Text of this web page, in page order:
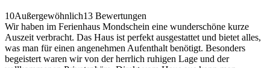
10Außergewöhnlich13 Bewertungen
Wir haben im Ferienhaus Mondschein eine wunderschöne kurze
Auszeit verbracht. Das Haus ist perfekt ausgestattet und bietet alles,
was man für einen angenehmen Aufenthalt benötigt. Besonders
begeistert waren wir von der herrlich ruhigen Lage und der